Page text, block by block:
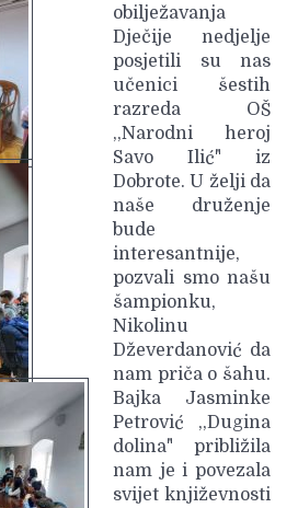
obilježavanja
Dječije nedjelje
posjetili su nas
učenici šestih
razreda OŠ
,,Narodni heroj
Savo Ilić" iz
Dobrote. U želji da
naše druženje
bude
interesantnije,
pozvali smo našu
šampionku,
Nikolinu
Dževerdanović da
nam priča o šahu.
Bajka Jasminke
Petrović ,,Dugina
dolina" približila
nam je i povezala
svijet književnosti